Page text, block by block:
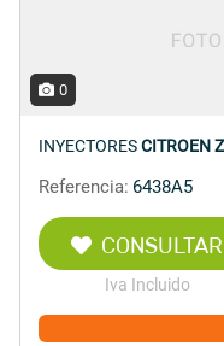
0
INYECTORESCITROEN
Referencia: 6438A5
CONSULTAR
Iva Incluido